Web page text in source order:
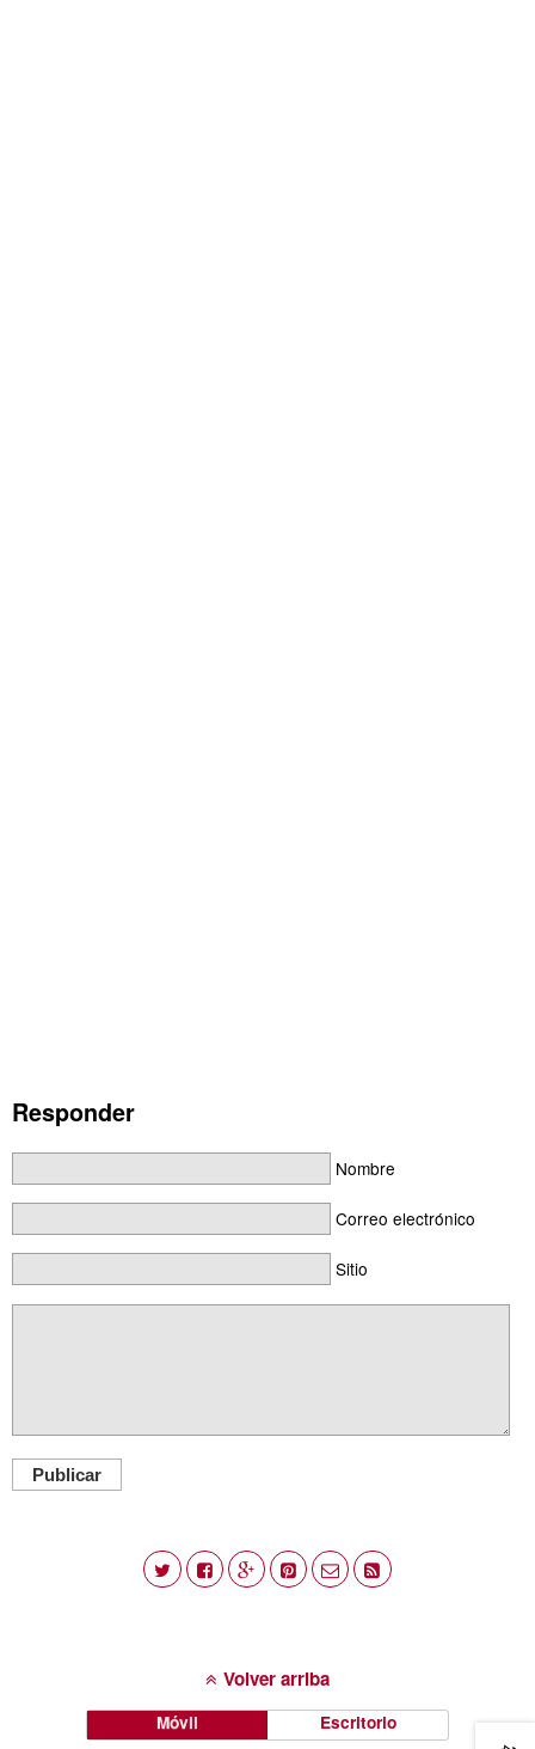
Responder
Nombre
Correo electrónico
Sitio
Publicar
Volver arriba
Móvil Escritorio